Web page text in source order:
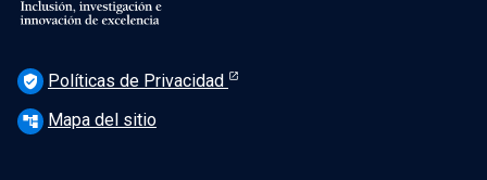
verified_user Políticas de Privacidad
account_tree Mapa del sitio